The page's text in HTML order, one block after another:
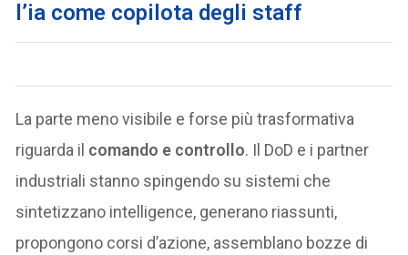
l’ia come copilota degli staff
La parte meno visibile e forse più trasformativa
riguarda il comando e controllo. Il DoD e i partner
industriali stanno spingendo su sistemi che
sintetizzano intelligence, generano riassunti,
propongono corsi d’azione, assemblano bozze di